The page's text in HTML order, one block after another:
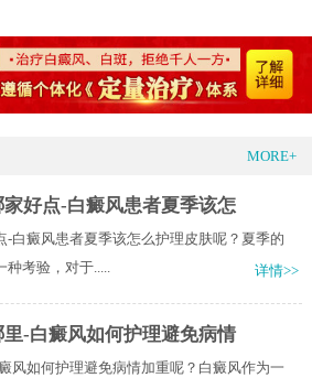
MORE+
好点-白癜风患者夏季该怎
-白癜风患者夏季该怎么护理皮肤呢？夏季的
种考验，对于.....
详情>>
-白癜风如何护理避免病情
风如何护理避免病情加重呢？白癜风作为一